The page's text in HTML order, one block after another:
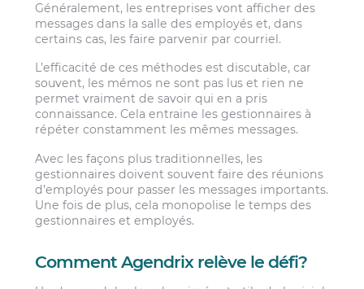
Généralement, les entreprises vont afficher des
messages dans la salle des employés et, dans
certains cas, les faire parvenir par courriel.
L’efficacité de ces méthodes est discutable, car
souvent, les mémos ne sont pas lus et rien ne
permet vraiment de savoir qui en a pris
connaissance. Cela entraine les gestionnaires à
répéter constamment les mêmes messages.
Avec les façons plus traditionnelles, les
gestionnaires doivent souvent faire des réunions
d’employés pour passer les messages importants.
Une fois de plus, cela monopolise le temps des
gestionnaires et employés.
Comment Agendrix relève le défi?